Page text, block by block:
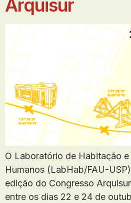
Arquisur
O Laboratório de Habitação
Humanos (LabHab/FAU-
edição do Congresso
entre os dias 22 e 24 de